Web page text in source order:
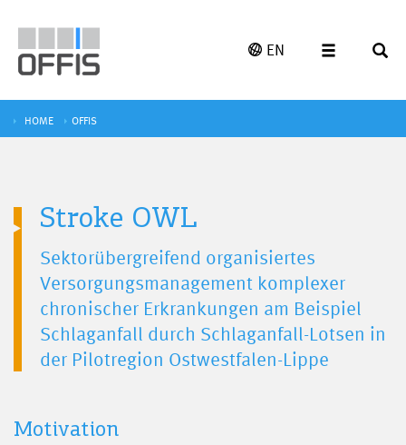
EN
HOME OFFIS
Stroke OWL
Sektorübergreifend organisiertes
Versorgungsmanagement komplexer
chronischer Erkrankungen am Beispiel
Schlaganfall durch Schlaganfall-Lotsen in
der Pilotregion Ostwestfalen-Lippe
Motivation